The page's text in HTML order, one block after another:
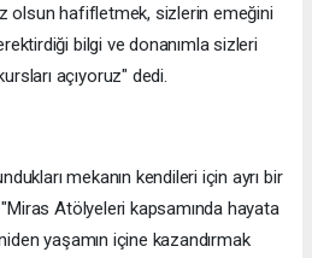
olsun hafifletmek, sizlerin emeğini
bilgi ve donanımla sizleri
açıyoruz" dedi.
mekanın kendileri için ayrı bir
"Miras Atölyeleri kapsamında hayata
yaşamın içine kazandırmak